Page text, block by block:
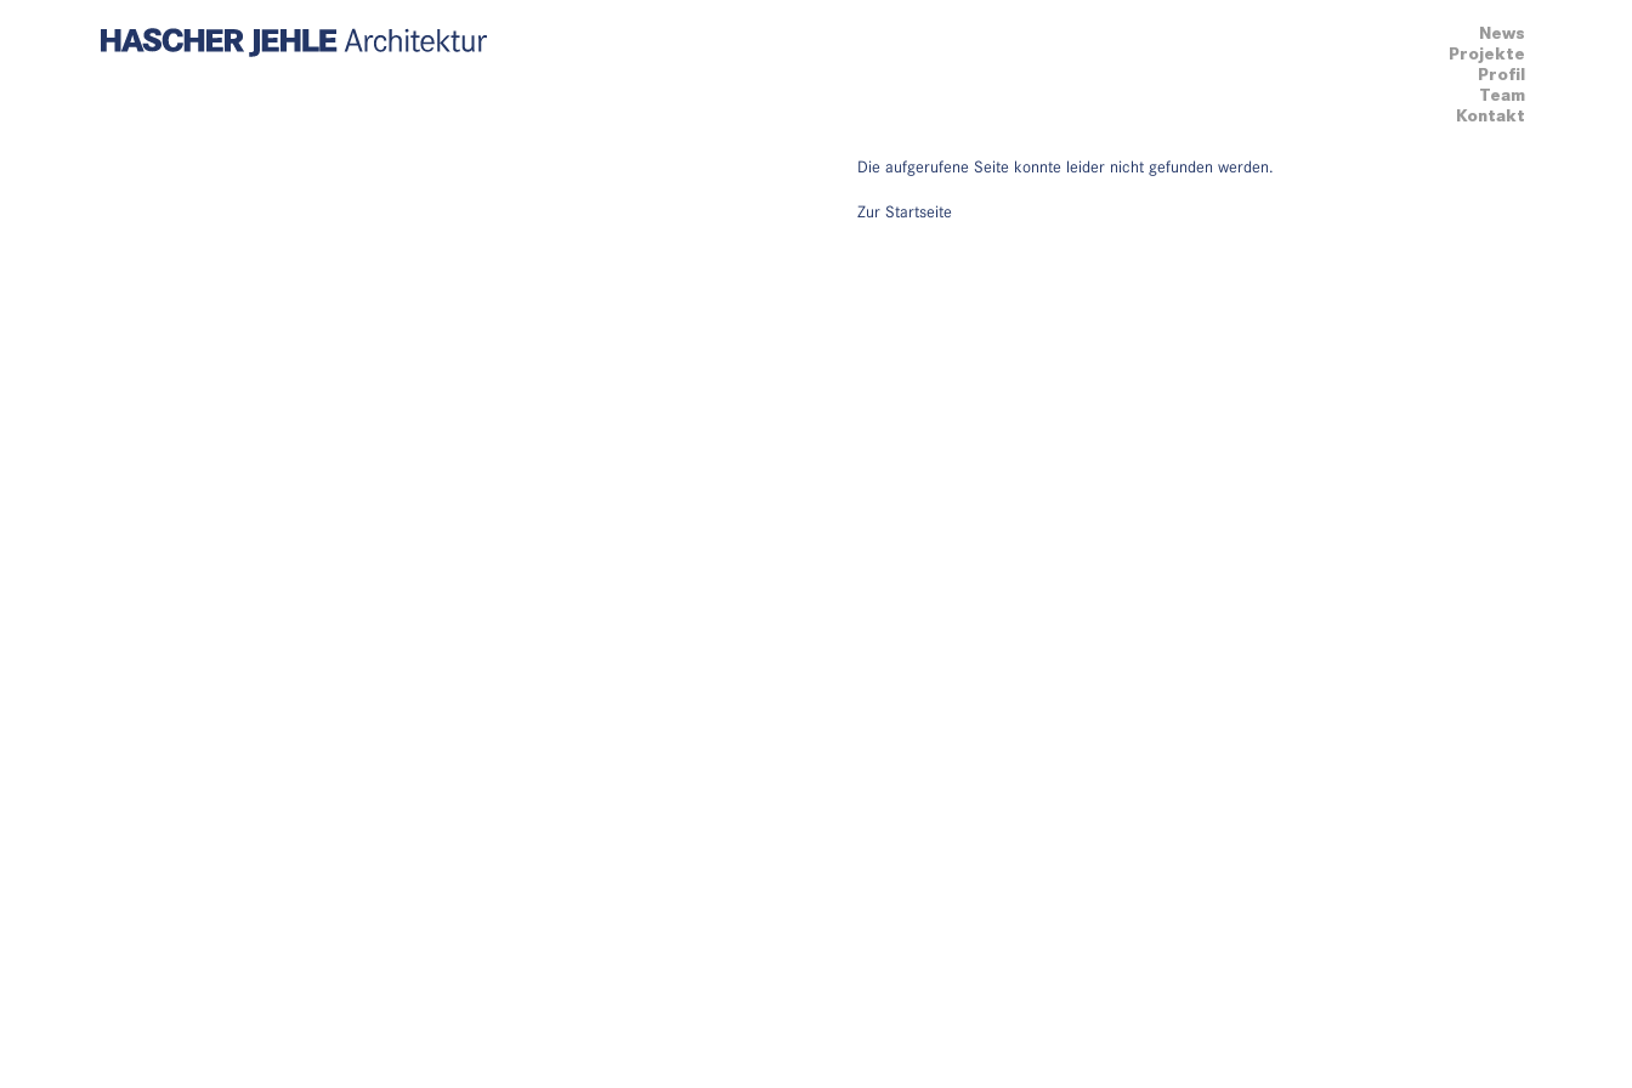
News
Projekte
Profil
Team
Kontakt
Die aufgerufene Seite konnte leider nicht gefunden werden.
Zur Startseite